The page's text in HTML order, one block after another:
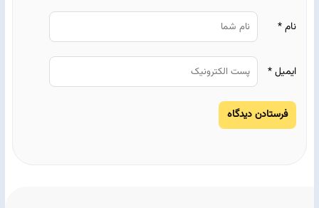
نام*
ایمیل*